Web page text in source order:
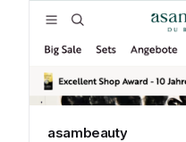
asambeauty